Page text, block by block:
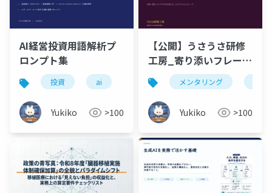
AI経営投資用語解析プ
ロンプト集
投資 ai
Yukiko >100
【公開】うさうさ研修
工房_寄り添いフレーズ
集 研修・面談・OJT
でそのまま使える、21
カテゴリ132フレーズ
メンタリング
Yukiko >100